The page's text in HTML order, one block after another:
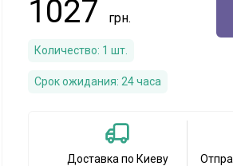
1027
Количество: 1 шт.
Срок ожидания: 24 часа
Доставка по Киеву